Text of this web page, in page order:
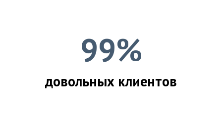
99%
довольных клиентов